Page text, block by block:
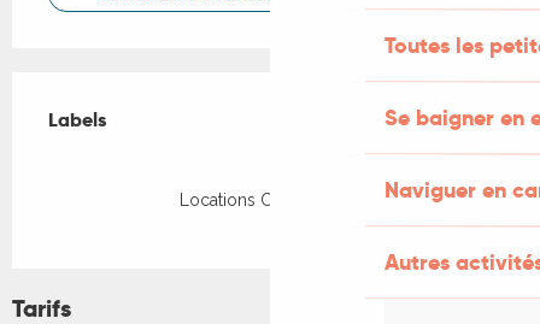
Toutes les
Se baigner en
Naviguer en
Autres
Labels
Labels
Locations CléVacances
Tarifs